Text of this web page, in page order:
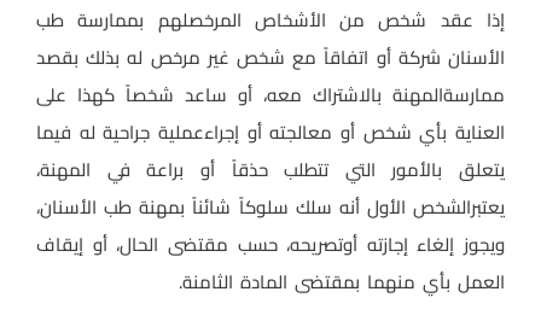
إذا عقد شخص من الأشخاص المرخصلهم بممارسة طب
الأسنان شركة أو اتفاقاً مع شخص غير مرخص له بذلك بقصد
ممارسةالمهنة بالاشتراك معه، أو ساعد شخصاً كهذا على
العناية بأي شخص أو معالجته أو إجراءعملية جراحية له فيما
يتعلق بالأمور التي تتطلب حذقاً أو براعة في المهنة،
يعتبرالشخص الأول أنه سلك سلوكاً شائناً بمهنة طب الأسنان،
ويجوز إلغاء إجازته أوتصريحه، حسب مقتضى الحال، أو إيقاف
العمل بأي منهما بمقتضى المادة الثامنة.